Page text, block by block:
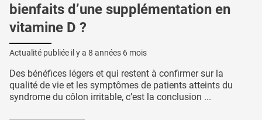
bienfaits d’une supplémentation en
vitamine D ?
Actualité publiée il y a 8 années 6 mois
Des bénéfices légers et qui restent à confirmer sur la
qualité de vie et les symptômes de patients atteints du
syndrome du côlon irritable, c’est la conclusion ...